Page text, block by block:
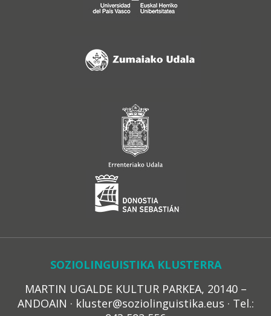
SOZIOLINGUISTIKA KLUSTERRA
MARTIN UGALDE KULTUR PARKEA, 20140 –
ANDOAIN · kluster@soziolinguistika.eus · Tel.: